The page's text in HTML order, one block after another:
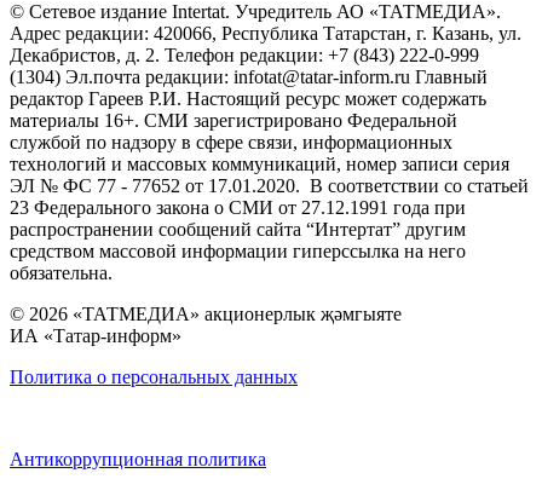
© Сетевое издание Intertat. Учредитель АО «ТАТМЕДИА».
Адрес редакции: 420066, Республика Татарстан, г. Казань, ул.
Декабристов, д. 2. Телефон редакции: +7 (843) 222-0-999
(1304) Эл.почта редакции: infotat@tatar-inform.ru Главный
редактор Гареев Р.И. Настоящий ресурс может содержать
материалы 16+. СМИ зарегистрировано Федеральной
службой по надзору в сфере связи, информационных
технологий и массовых коммуникаций, номер записи серия
ЭЛ № ФС 77 - 77652 от 17.01.2020. В соответствии со статьей
23 Федерального закона о СМИ от 27.12.1991 года при
распространении сообщений сайта “Интертат” другим
средством массовой информации гиперссылка на него
обязательна.
© 2026 «ТАТМЕДИА» акционерлык җәмгыяте
ИА «Татар-информ»
Политика о персональных данных
Антикоррупционная политика